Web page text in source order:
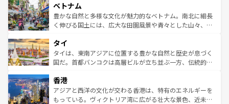
参照してほしい。
容にもいいと評判のスイーツなど、バラエティ豊かな料理
が味わえる。 なお、新着の台湾情報は コンテンツ一覧を参
照してほしい。
き、地方に足を延ばせば四季折々の自然美を楽しむことが
できる。そして、キムチや焼肉、絶品のストリートフード
まで、さまざまな韓国料理が待っている。夜には、韓国な
リティに包まれながら、韓国の多彩な魅力を心ゆくまで味
わってみてほしい。 なお、新着の韓国情報はコンテンツ一
覧を参照してほしい。
ベトナム
豊かな自然と多様な文化が魅力的なベトナム。南北に細長
く伸びる国土には、広大な田園風景や青々とした山々、世
急速な発展と共に伝統が息づく。ハノイの古い町並みやホ
ーチミン市のフランス統治時代の建物も、独特の雰囲気を
醸し出している。また、バラエティの豊かさとおいしさで
とつ。フォーやバインミー、ベトナムコーヒーなどは、ぜ
ひ現地で味わいたい。どの地域を訪れてもあたたかい人々
が旅行者を迎えてくれるので、きっと忘れられない旅にな
タイ
タイは、東南アジアに位置する豊かな自然と歴史が息づく
国だ。首都バンコクは高層ビルが立ち並ぶ一方、伝統的な
の活気が交差している。北部ではチェンマイなどの山岳地
帯で自然と触れ合い、南部ではプーケットやクラビの美し
いビーチでリゾート気分を楽しむことができる。タイ料理
香港
アジアと西洋の文化が交わる香港は、特有のエネルギーを
もっている。ヴィクトリア湾に広がる壮大な景色、近未来